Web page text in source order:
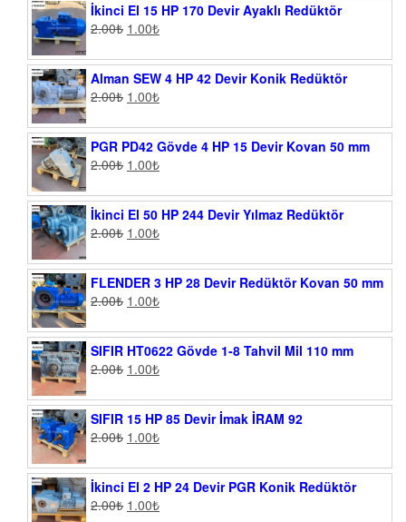
İkinci El 15 HP 170 Devir Ayaklı Redüktör
2.00₺ 1.00₺
Alman SEW 4 HP 42 Devir Konik Redüktör
2.00₺ 1.00₺
PGR PD42 Gövde 4 HP 15 Devir Kovan 50 mm
2.00₺ 1.00₺
İkinci El 50 HP 244 Devir Yılmaz Redüktör
2.00₺ 1.00₺
FLENDER 3 HP 28 Devir Redüktör Kovan 50 mm
2.00₺ 1.00₺
SIFIR HT0622 Gövde 1-8 Tahvil Mil 110 mm
2.00₺ 1.00₺
SIFIR 15 HP 85 Devir İmak İRAM 92
2.00₺ 1.00₺
İkinci El 2 HP 24 Devir PGR Konik Redüktör
2.00₺ 1.00₺